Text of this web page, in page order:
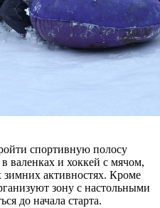
спортивную полосу
валенках и хоккей с мячом,
зимних активностях. Кроме
зону с настольными
до начала старта.